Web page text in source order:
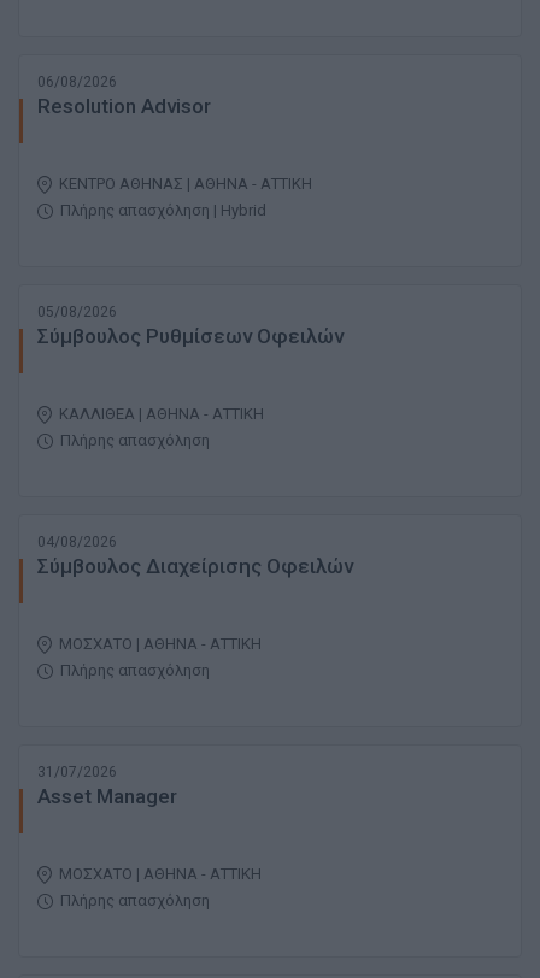
06/08/2026
Resolution Advisor
ΚΕΝΤΡΟ ΑΘΗΝΑΣ | ΑΘΗΝΑ - ΑΤΤΙΚΗ
Πλήρης απασχόληση | Hybrid
05/08/2026
Σύμβουλος Ρυθμίσεων Οφειλών
ΚΑΛΛΙΘΕΑ | ΑΘΗΝΑ - ΑΤΤΙΚΗ
Πλήρης απασχόληση
04/08/2026
Σύμβουλος Διαχείρισης Οφειλών
ΜΟΣΧΑΤΟ | ΑΘΗΝΑ - ΑΤΤΙΚΗ
Πλήρης απασχόληση
31/07/2026
Asset Manager
ΜΟΣΧΑΤΟ | ΑΘΗΝΑ - ΑΤΤΙΚΗ
Πλήρης απασχόληση